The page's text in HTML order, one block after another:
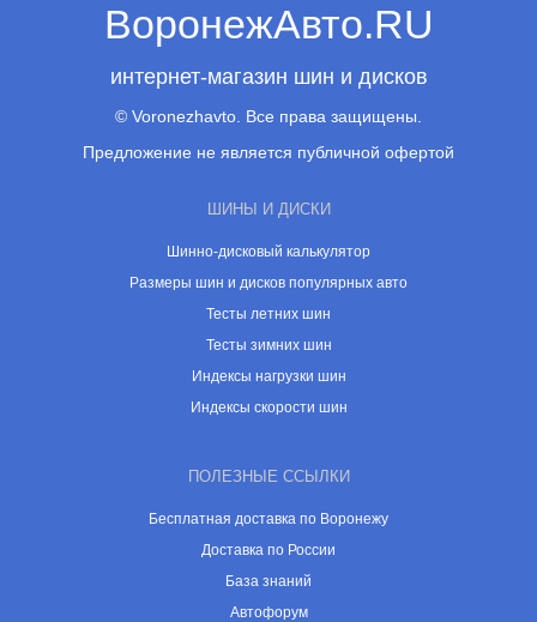
ВоронежАвто.RU
интернет-магазин шин и дисков
© Voronezhavto. Все права защищены.
Предложение не является публичной офертой
ШИНЫ И ДИСКИ
Шинно-дисковый калькулятор
Размеры шин и дисков популярных авто
Тесты летних шин
Тесты зимних шин
Индексы нагрузки шин
Индексы скорости шин
ПОЛЕЗНЫЕ ССЫЛКИ
Бесплатная доставка по Воронежу
Доставка по России
База знаний
Автофорум